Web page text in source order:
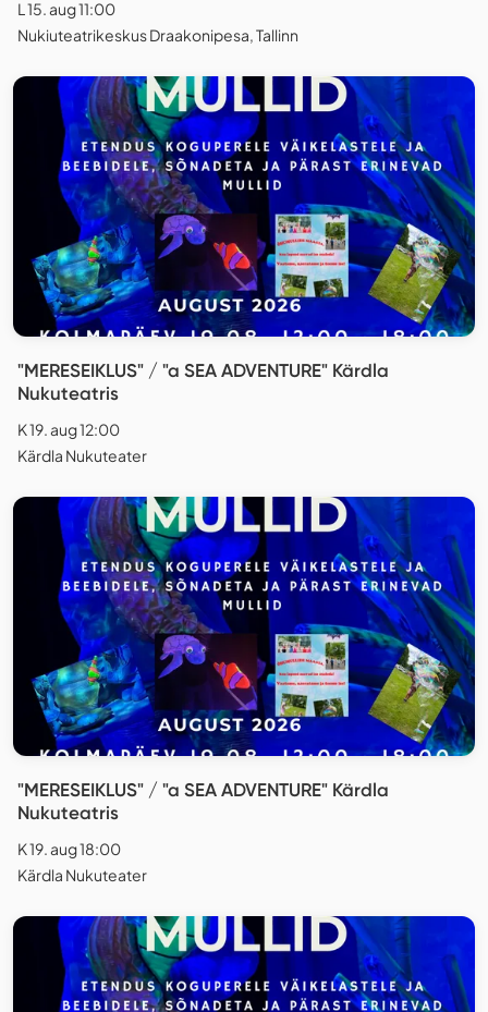
L 15. aug 11:00
Nukiuteatrikeskus Draakonipesa, Tallinn
"MERESEIKLUS" / "a SEA ADVENTURE" Kärdla
Nukuteatris
K 19. aug 12:00
Kärdla Nukuteater
"MERESEIKLUS" / "a SEA ADVENTURE" Kärdla
Nukuteatris
K 19. aug 18:00
Kärdla Nukuteater